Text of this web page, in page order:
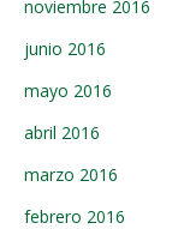
noviembre 2016
junio 2016
mayo 2016
abril 2016
marzo 2016
febrero 2016